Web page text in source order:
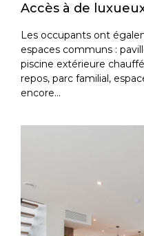
Accès à de
Les occupants ont
espaces communs :
piscine extérieure
repos, parc familial,
encore…